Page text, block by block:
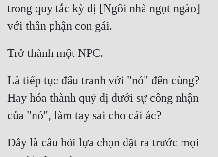
trong quy tắc kỳ dị [Ngôi nhà ngọt ngào]
với thân phận con gái.
Trở thành một NPC.
Là tiếp tục đấu tranh với "nó" đến cùng?
Hay hóa thành quỷ dị dưới sự công nhận
của "nó", làm tay sai cho cái ác?
Đây là câu hỏi lựa chọn đặt ra trước mọi